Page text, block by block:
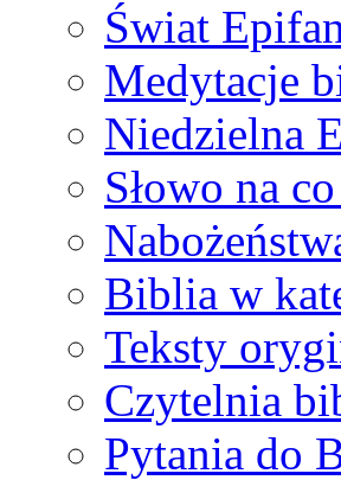
Świat
Medytacje
Niedzielna
Słowo na
Biblia w
Teksty
Czytelnia
Pytania do